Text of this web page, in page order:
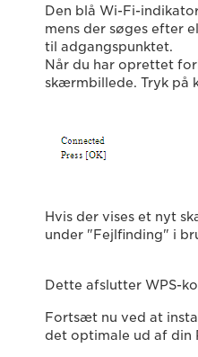
Den blå Wi-Fi-
mens der søges efter
til adgangspunktet.
Når du har oprettet
skærmbillede. Tryk på
Hvis der vises et nyt
under "Fejlfinding" i
Dette afslutter WPS-
Fortsæt nu ved at
det optimale ud af din